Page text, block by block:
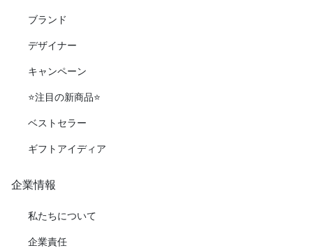
ブランド
デザイナー
キャンペーン
⭐️注目の新商品⭐️
ベストセラー
ギフトアイディア
企業情報
私たちについて
企業責任